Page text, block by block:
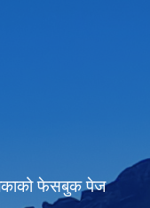
फेसबुक पेज